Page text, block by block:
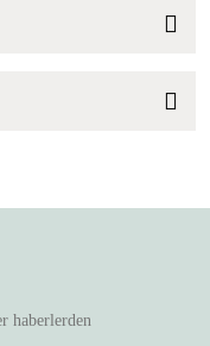
haberlerden